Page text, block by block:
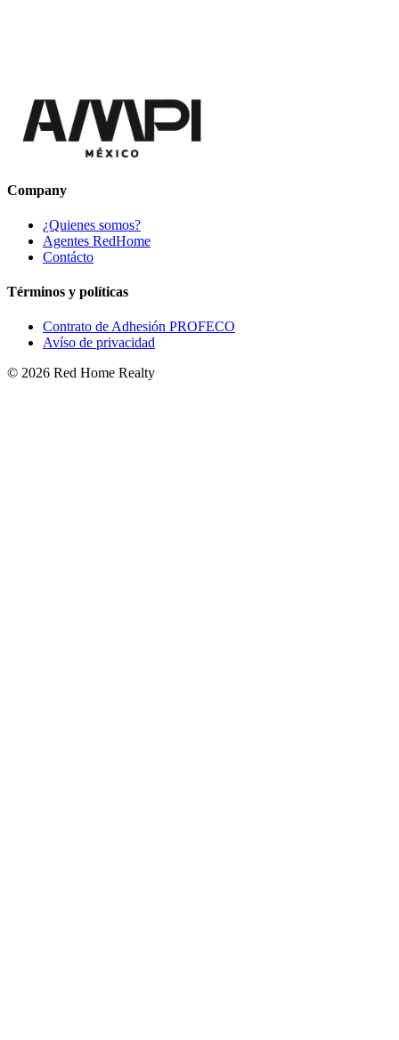
Company
¿Quienes somos?
Agentes RedHome
Contácto
Términos y políticas
Contrato de Adhesión PROFECO
Avíso de privacidad
© 2026 Red Home Realty